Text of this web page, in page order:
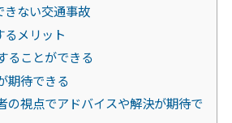
きない交通事故
メリット
ることができる
期待できる
の視点でアドバイスや解決が期待で
から相談する
登録後お問合せください。